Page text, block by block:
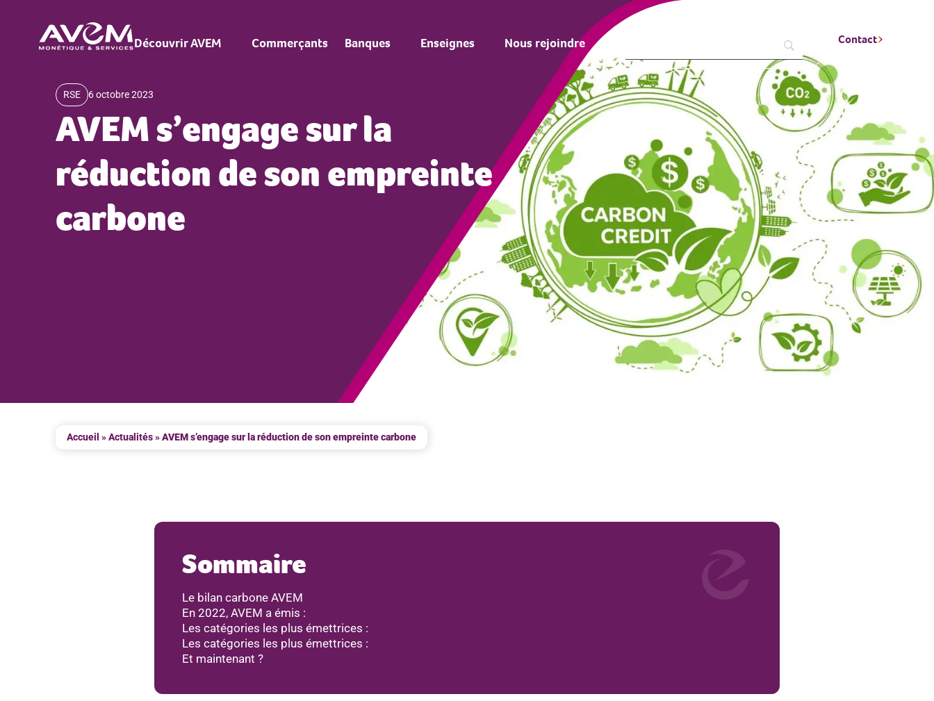
Découvrir AVEM Commerçants Banques Enseignes Nous rejoindre Contact
RSE 6 octobre 2023
AVEM s’engage sur la
réduction de son empreinte
carbone
Accueil »Actualités»AVEM s’engage sur la réduction de son empreinte carbone
Sommaire
Le bilan carbone AVEM
En 2022, AVEM a émis :
Les catégories les plus émettrices :
Les catégories les plus émettrices :
Et maintenant ?